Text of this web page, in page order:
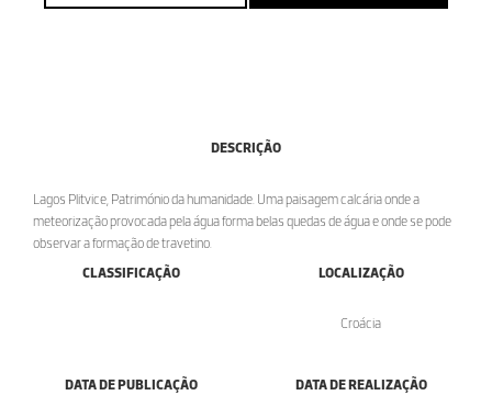
DESCRIÇÃO
Lagos Plitvice, Património da humanidade. Uma paisagem calcária onde a
meteorização provocada pela água forma belas quedas de água e onde se pode
observar a formação de travetino.
CLASSIFICAÇÃO
LOCALIZAÇÃO
Croácia
DATA DE PUBLICAÇÃO DATA DE REALIZAÇÃO